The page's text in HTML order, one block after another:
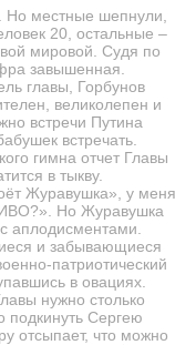
Но местные шепнули,
20, остальные –
мировой. Судя по
завышенная.
главы, Горбунов
великолепен и
встречи Путина
встречать.
гимна отчет Главы
в тыкву.
Журавушка», у меня
Но Журавушка
аплодисментами.
и забывающиеся
патриотический
в овациях.
нужно столько
подкинуть Сергею
отсыпает, что можно